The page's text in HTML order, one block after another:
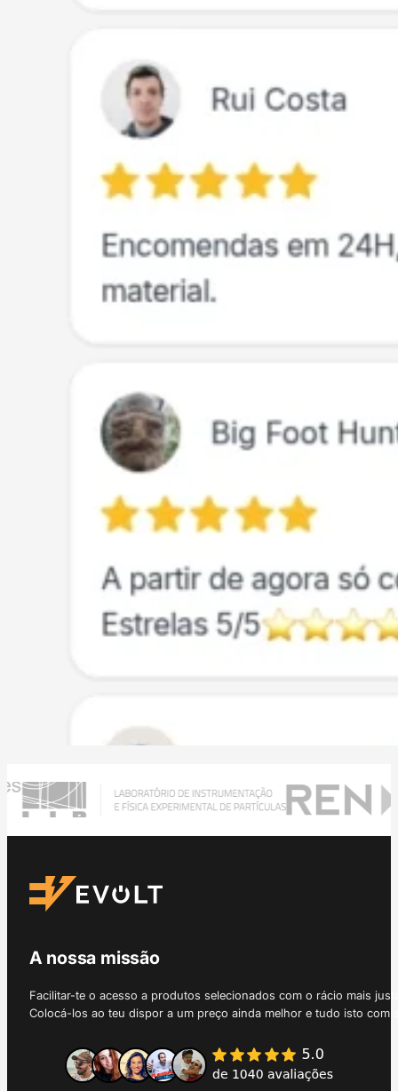
A nossa missão
Facilitar-te o acesso a produtos selecionados com o rácio mais
Colocá-los ao teu dispor a um preço ainda melhor e tudo isto